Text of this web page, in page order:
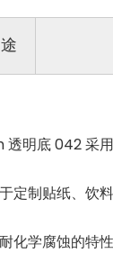
明底 042 采
定制贴纸、饮
化学腐蚀的特